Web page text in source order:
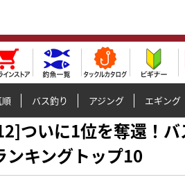
順 バス釣り アジング エギング
ついに1位を奪還！
ンキングトップ10